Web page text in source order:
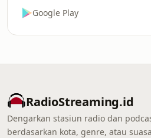
Google Play
RadioStreaming.id
Dengarkan stasiun radio dan
berdasarkan kota, genre, atau